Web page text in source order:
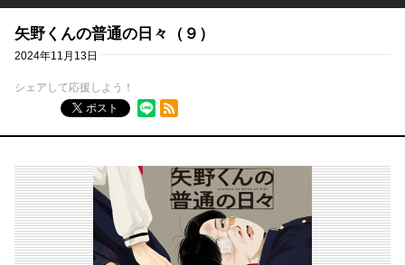
矢野くんの普通の日々（９）
2024年11月13日
シェアして応援しよう！
ポスト
RSSフィード